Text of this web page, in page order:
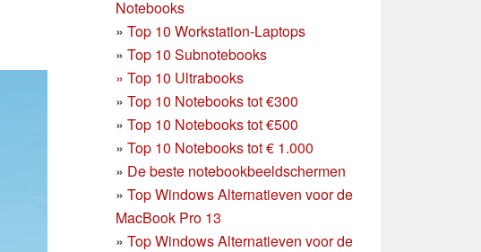
Notebooks
» Top 10 Workstation-Laptops
» Top 10 Subnotebooks
» Top 10 Ultrabooks
» Top 10 Notebooks tot €300
» Top 10 Notebooks tot €500
» Top 10 Notebooks tot € 1.000
» De beste notebookbeeldschermen
» Top Windows Alternatieven voor de
MacBook Pro 13
» Top Windows Alternatieven voor de